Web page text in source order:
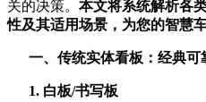
关的决策。 本文将系统解析各
性及其适用场景，为您的智慧
一、传统实体看板：经典可
1. 白板/书写板